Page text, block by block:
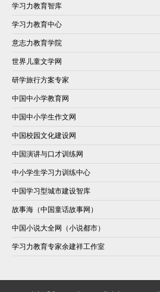
学习力教育智库
学习力教育中心
意志力教育学院
世界儿童文学网
研学旅行方案专家
中国中小学教育网
中国中小学生作文网
中国校园文化建设网
中国演讲与口才训练网
中小学生学习力训练中心
中国学习型城市建设智库
故事海（中国童话故事网）
中国小说大全网（小说都市）
学习力教育专家余建祥工作室